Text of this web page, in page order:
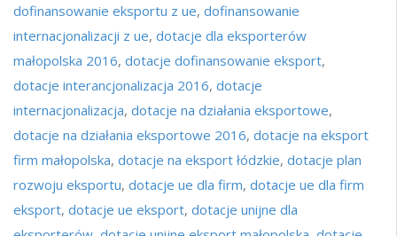
dofinansowanie eksportu z ue, dofinansowanie
internacjonalizacji z ue, dotacje dla eksporterów
małopolska 2016, dotacje dofinansowanie eksport,
dotacje interancjonalizacja 2016, dotacje
internacjonalizacja, dotacje na działania eksportowe,
dotacje na działania eksportowe 2016, dotacje na eksport
firm małopolska, dotacje na eksport łódzkie, dotacje plan
rozwoju eksportu, dotacje ue dla firm, dotacje ue dla firm
eksport, dotacje ue eksport, dotacje unijne dla